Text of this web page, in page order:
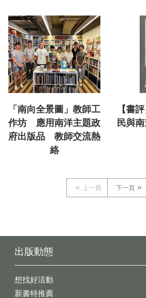
「南向全景圖」教師工
作坊 應用南洋主題政
府出版品 教師交流熱
絡
【書
民與
上一頁 下一頁
出版動態
想找好活動
新書特推薦